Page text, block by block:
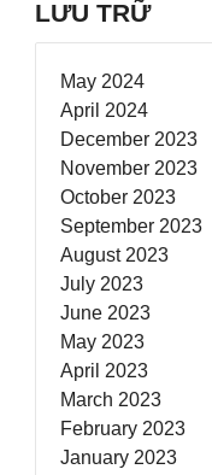
LƯU TRỮ
May 2024
April 2024
December 2023
November 2023
October 2023
September 2023
August 2023
July 2023
June 2023
May 2023
April 2023
March 2023
February 2023
January 2023